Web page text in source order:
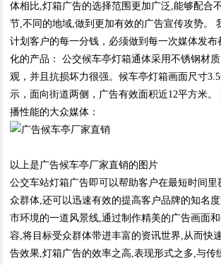
体相比,灯箱广告的选择范围更加广泛,能够配合
节,不同的地域,做到更加有效的广告宣传攻势。
计划客户的每一分钱，必须做到每一次媒体发
化的产品： 公交候车亭灯箱通体采用不锈钢材
观，并且抗损坏力很强。候车亭灯箱画面尺寸
示，面向街道两侧，广告有效面积近12平方米
播性能的大众媒体：
以上是广告候车亭厂家直销的图片
公交车站灯箱广告即可以帮助客户在最短时间里
众群体,还可以迅速有效的提高客户品牌的知名
市环境的一道风景线,通过制作精美的广告画面
容,将目标受众群体带进丰富的资讯世界,从而快
告效果,灯箱广告的效率之高,表现形式之多,与传